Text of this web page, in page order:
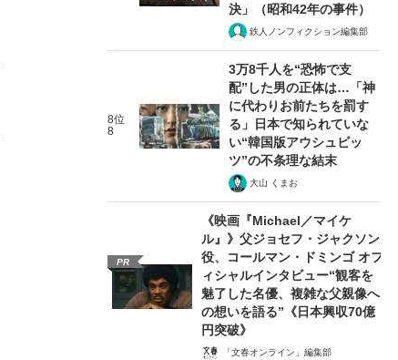
決」（昭和42年の事件）
鉄人ノンフィクション編集部
8位
8
3万8千人を“恐怖で支
配”した男の正体は…「神
に代わりお前たちを罰す
る」日本で知られていな
い“韓国版アウシュビッ
ツ”の不条理な結末
大山 くまお
PR
《映画『Michael／マイケ
ル』》父ジョセフ・ジャクソン
役、コールマン・ドミンゴ オフ
ィシャルインタビュー“観客を
魅了した名優、複雑な父親像へ
の想いを語る”《日本興収70億
円突破》
「文春オンライン」編集部